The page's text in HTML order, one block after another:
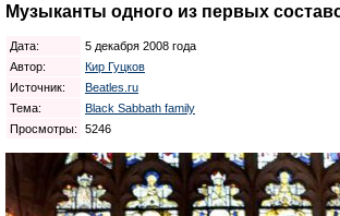
Музыканты одного из первых
Дата:
5 декабря 2008 года
Автор:
Кир Гуцков
Источник:
Beatles.ru
Тема:
Black Sabbath family
Просмотры:
5246